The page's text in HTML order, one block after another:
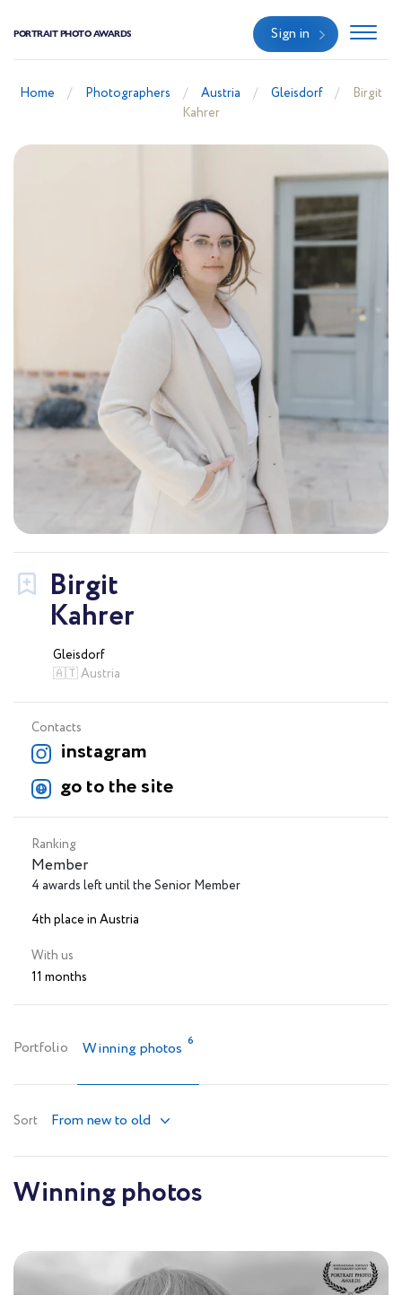
PORTRAIT PHOTO AWARDS Sign in
Home Photographers Austria Gleisdorf
Birgit
Kahrer
Birgit
Kahrer
Gleisdorf
🇦🇹 Austria
Contacts
instagram
go to the site
Ranking
Member
4 awards left until the Senior Member
4th place in Austria
With us
11 months
Portfolio Winning photos 6
Sort From new to old
Winning photos